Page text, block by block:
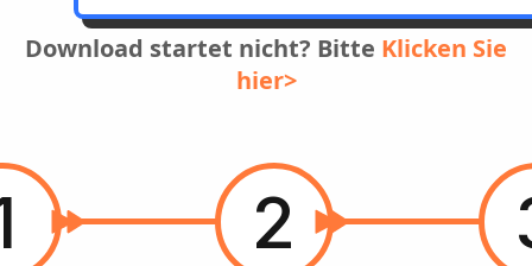
Download startet nicht? Bitte Klicken Sie
hier>
2